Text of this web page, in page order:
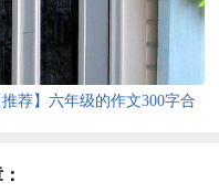
推荐】六年级的作文300字合